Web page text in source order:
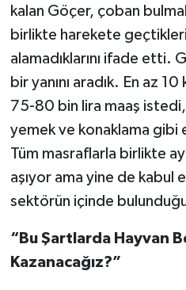
kalan Göçer, çoban
birlikte harekete
alamadıklarını ifade etti.
bir yanını aradık. En az
75-80 bin lira maaş istedi,
yemek ve konaklama gibi
Tüm masraflarla birlikte
aşıyor ama yine de kabul
sektörün içinde
“Bu Şartlarda Hayvan
Kazanacağız?”